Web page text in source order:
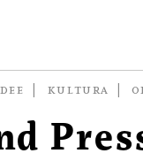
KULTURA
z